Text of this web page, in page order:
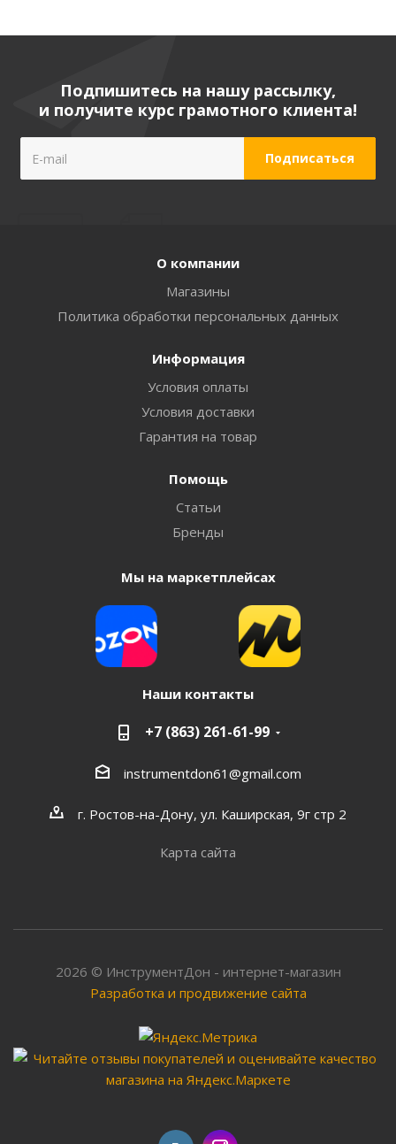
Подпишитесь на нашу рассылку,
и получите курс грамотного клиента!
О компании
Магазины
Политика обработки персональных данных
Информация
Условия оплаты
Условия доставки
Гарантия на товар
Помощь
Статьи
Бренды
Мы на маркетплейсах
Наши контакты
+7 (863) 261-61-99
instrumentdon61@gmail.com
г. Ростов-на-Дону, ул. Каширская, 9г стр 2
Карта сайта
2026 © ИнструментДон - интернет-магазин
Разработка и продвижение сайта